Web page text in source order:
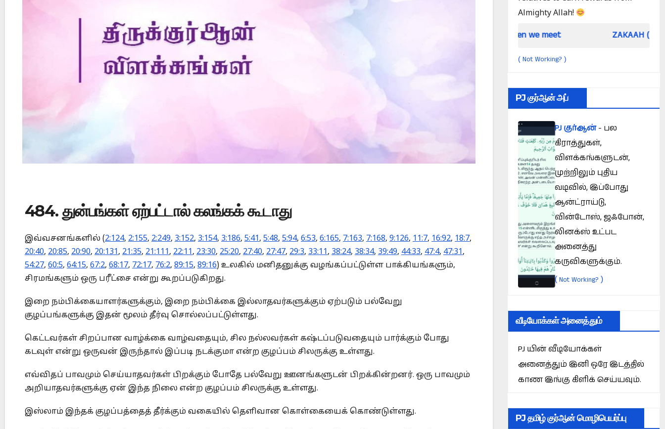
484. துன்பங்கள் ஏற்பட்டால் கலங்கக் கூடாது
இவ்வசனங்களில் (2:124, 2:155, 2:249, 3:152, 3:154, 3:186, 5:41, 5:48, 5:94, 6:53, 6:165, 7:163, 7:168, 9:126, 11:7, 16:92, 18:7,
20:40, 20:85, 20:90, 20:131, 21:35, 21:111, 22:11, 23:30, 25:20, 27:40, 27:47, 29:3, 33:11, 38:24, 38:34, 39:49, 44:33, 47:4, 47:31,
54:27, 60:5, 64:15, 67:2, 68:17, 72:17, 76:2, 89:15, 89:16) உலகில் மனிதனுக்கு வழங்கப்பட்டுள்ள பாக்கியங்களும்,
சிரமங்களும் ஒரு பரீட்சை என்று கூறப்படுகிறது.
இறை நம்பிக்கையாளர்களுக்கும், இறை நம்பிக்கை இல்லாதவர்களுக்கும் ஏற்படும் பல்வேறு
குழப்பங்களுக்கு இதன் மூலம் தீர்வு சொல்லப்பட்டுள்ளது.
கெட்டவர்கள் சிறப்பான வாழ்க்கை வாழ்வதையும், சில நல்லவர்கள் கஷ்டப்படுவதையும் பார்க்கும் போது
கடவுள் என்று ஒருவன் இருந்தால் இப்படி நடக்குமா என்ற குழப்பம் சிலருக்கு உள்ளது.
எவ்விதப் பாவமும் செய்யாதவர்கள் பிறக்கும் போதே பல்வேறு ஊனங்களுடன் பிறக்கின்றனர். ஒரு பாவமும்
அறியாதவர்களுக்கு ஏன் இந்த நிலை என்ற குழப்பம் சிலருக்கு உள்ளது.
இஸ்லாம் இந்தக் குழப்பத்தைத் தீர்க்கும் வகையில் தெளிவான கொள்கையைக் கொண்டுள்ளது.
Almighty Allah!
Did Jesus Resurrect on Sunday or Monday? Is Prophet Muhammad superior to Jesus? ZAKAAH (In the light of
( Not Working? )
PJ குர்ஆன் அப்
PJ குர்ஆன்- பல
கிராத்துகள்,
விளக்கங்களுடன்,
முற்றிலும் புதிய
வடிவில், இப்போது
ஆன்ட்ராய்டு,
வின்டோஸ், ஜஃபோன்,
லினக்ஸ் உட்பட
அனைத்து
கருவிகளுக்கும்.
(Not Working? )
வீடியோக்கள் அனைத்தும்
PJ யின் வீடியோக்கள்
அனைத்தும் இனி ஒரே இடத்தில்
காண இங்கு கிளிக் செய்யவும்.
PJ தமிழ் குர்ஆன் மொழிபெயர்ப்பு